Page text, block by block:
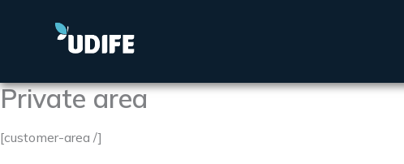
Private area
[customer-area /]